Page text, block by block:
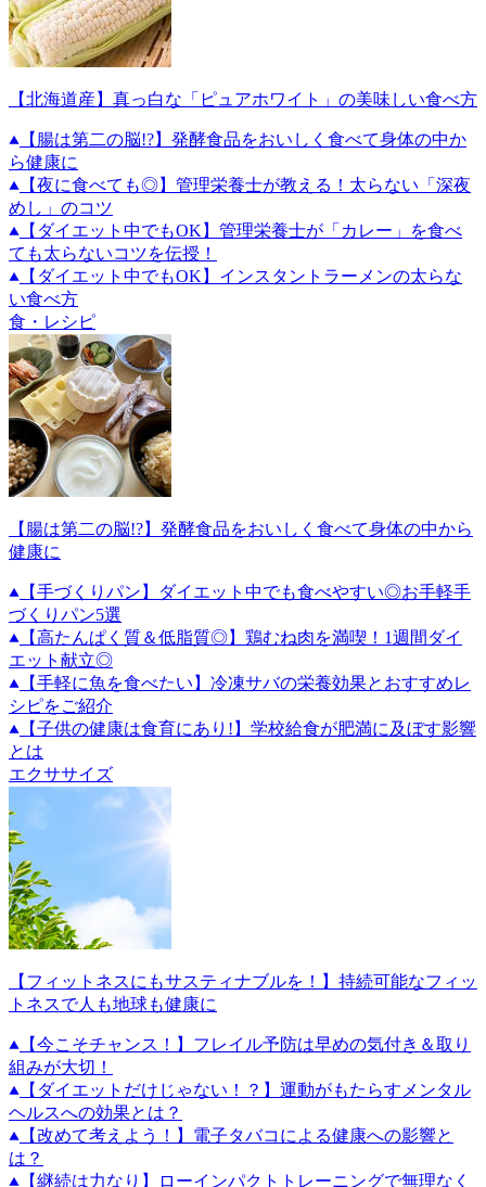
【北海道産】真っ白な「ピュアホワイト」の美味しい食べ方
【腸は第二の脳!?】発酵食品をおいしく食べて身体の中か
ら健康に
【夜に食べても◎】管理栄養士が教える！太らない「深夜
めし」のコツ
【ダイエット中でもOK】管理栄養士が「カレー」を食べ
ても太らないコツを伝授！
【ダイエット中でもOK】インスタントラーメンの太らな
い食べ方
食・レシピ
【腸は第二の脳!?】発酵食品をおいしく食べて身体の中から
健康に
【手づくりパン】ダイエット中でも食べやすい◎お手軽手
づくりパン5選
【高たんぱく質＆低脂質◎】鶏むね肉を満喫！1週間ダイ
エット献立◎
【手軽に魚を食べたい】冷凍サバの栄養効果とおすすめレ
シピをご紹介
【子供の健康は食育にあり!】学校給食が肥満に及ぼす影響
とは
エクササイズ
【フィットネスにもサスティナブルを！】持続可能なフィッ
トネスで人も地球も健康に
【今こそチャンス！】フレイル予防は早めの気付き＆取り
組みが大切！
【ダイエットだけじゃない！？】運動がもたらすメンタル
ヘルスへの効果とは？
【改めて考えよう！】電子タバコによる健康への影響と
は？
【継続は力なり】ローインパクトトレーニングで無理なく